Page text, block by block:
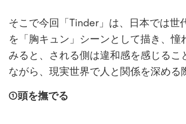
そこで今回「Tinder」は、日本では世
を「胸キュン」シーンとして描き、
みると、される側は違和感を感じる
ながら、現実世界で人と関係を深め
①頭を撫でる